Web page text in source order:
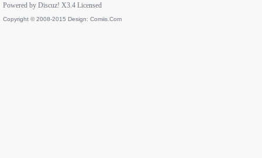
Powered by Discuz! X3.4 Licensed
Copyright © 2008-2015 Design: Comiis.Com